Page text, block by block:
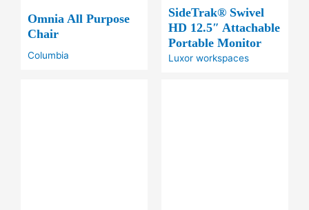
Omnia All Purpose
Chair
Columbia
SideTrak® Swivel
HD 12.5″ Attachable
Portable Monitor
Luxor workspaces